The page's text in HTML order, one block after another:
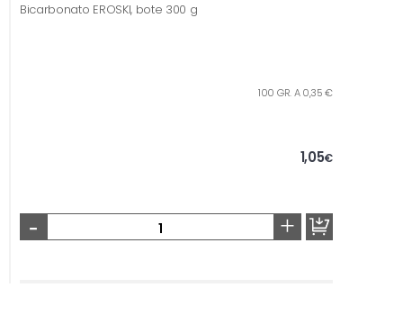
Bicarbonato EROSKI, bote 300 g
100 GR. A 0,35 €
1,05€
- +